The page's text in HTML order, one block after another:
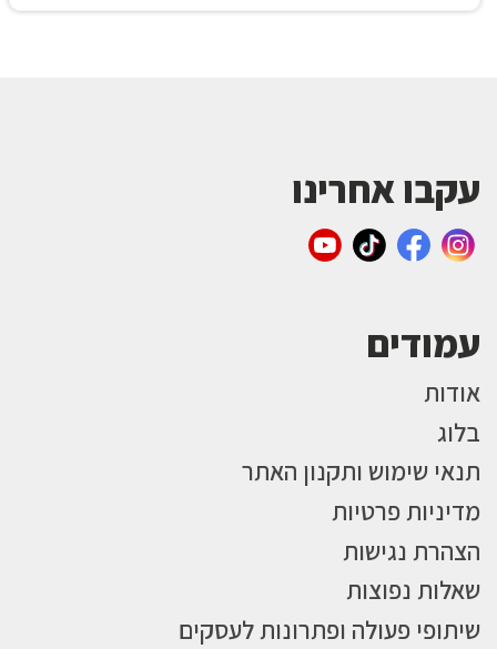
עקבו אחרינו
עמודים
אודות
בלוג
תנאי שימוש ותקנון האתר
מדיניות פרטיות
הצהרת נגישות
שאלות נפוצות
שיתופי פעולה ופתרונות לעסקים